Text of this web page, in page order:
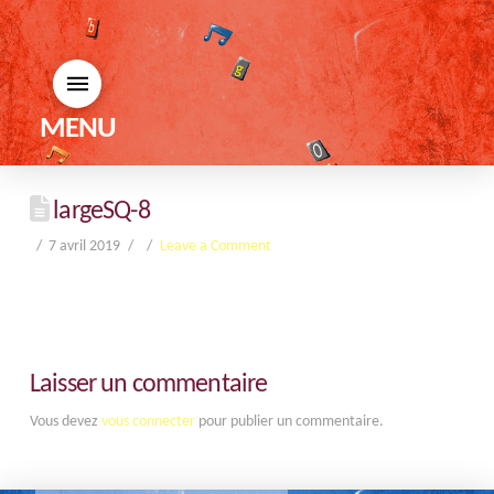
MENU
largeSQ-8
7 avril 2019 Leave a Comment
Laisser un commentaire
Vous devez vous connecterpour publier un commentaire.